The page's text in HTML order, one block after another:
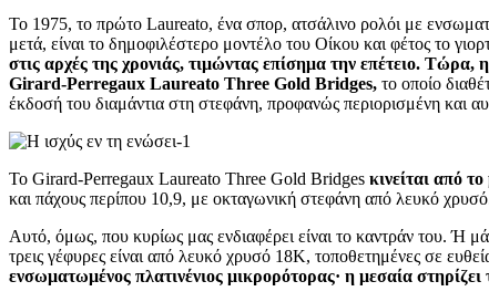
Το 1975, το πρώτο Laureato, ένα σπορ, ατσάλινο ρολόι με
μετά, είναι το δημοφιλέστερο μοντέλο του Οίκου και φέτος το
στις αρχές της χρονιάς, τιμώντας επίσημα την επέτειο.
Girard-Perregaux Laureato Three Gold Bridges, το οποίο
έκδοσή του διαμάντια στη στεφάνη, προφανώς περιορισμένη και
Το Girard-Perregaux Laureato Three Gold Bridges κινείται από
και πάχους περίπου 10,9, με οκταγωνική στεφάνη από λευκό
Αυτό, όμως, που κυρίως μας ενδιαφέρει είναι το καντράν του. Ή
τρεις γέφυρες είναι από λευκό χρυσό 18Κ, τοποθετημένες σε
ενσωματωμένος πλατινένιος μικρορότορας· η μεσαία